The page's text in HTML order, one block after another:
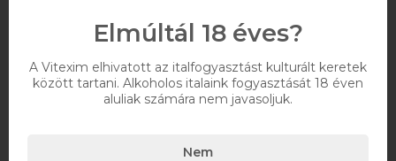
Elmúltál 18 éves?
A Vitexim elhivatott az italfogyasztást kulturált keretek
között tartani. Alkoholos italaink fogyasztását 18 éven
aluliak számára nem javasoljuk.
Nem